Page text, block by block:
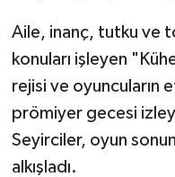
Aile, inanç, tutku ve
konuları işleyen
rejisi ve oyuncuların
prömiyer gecesi
Seyirciler, oyun
alkışladı.